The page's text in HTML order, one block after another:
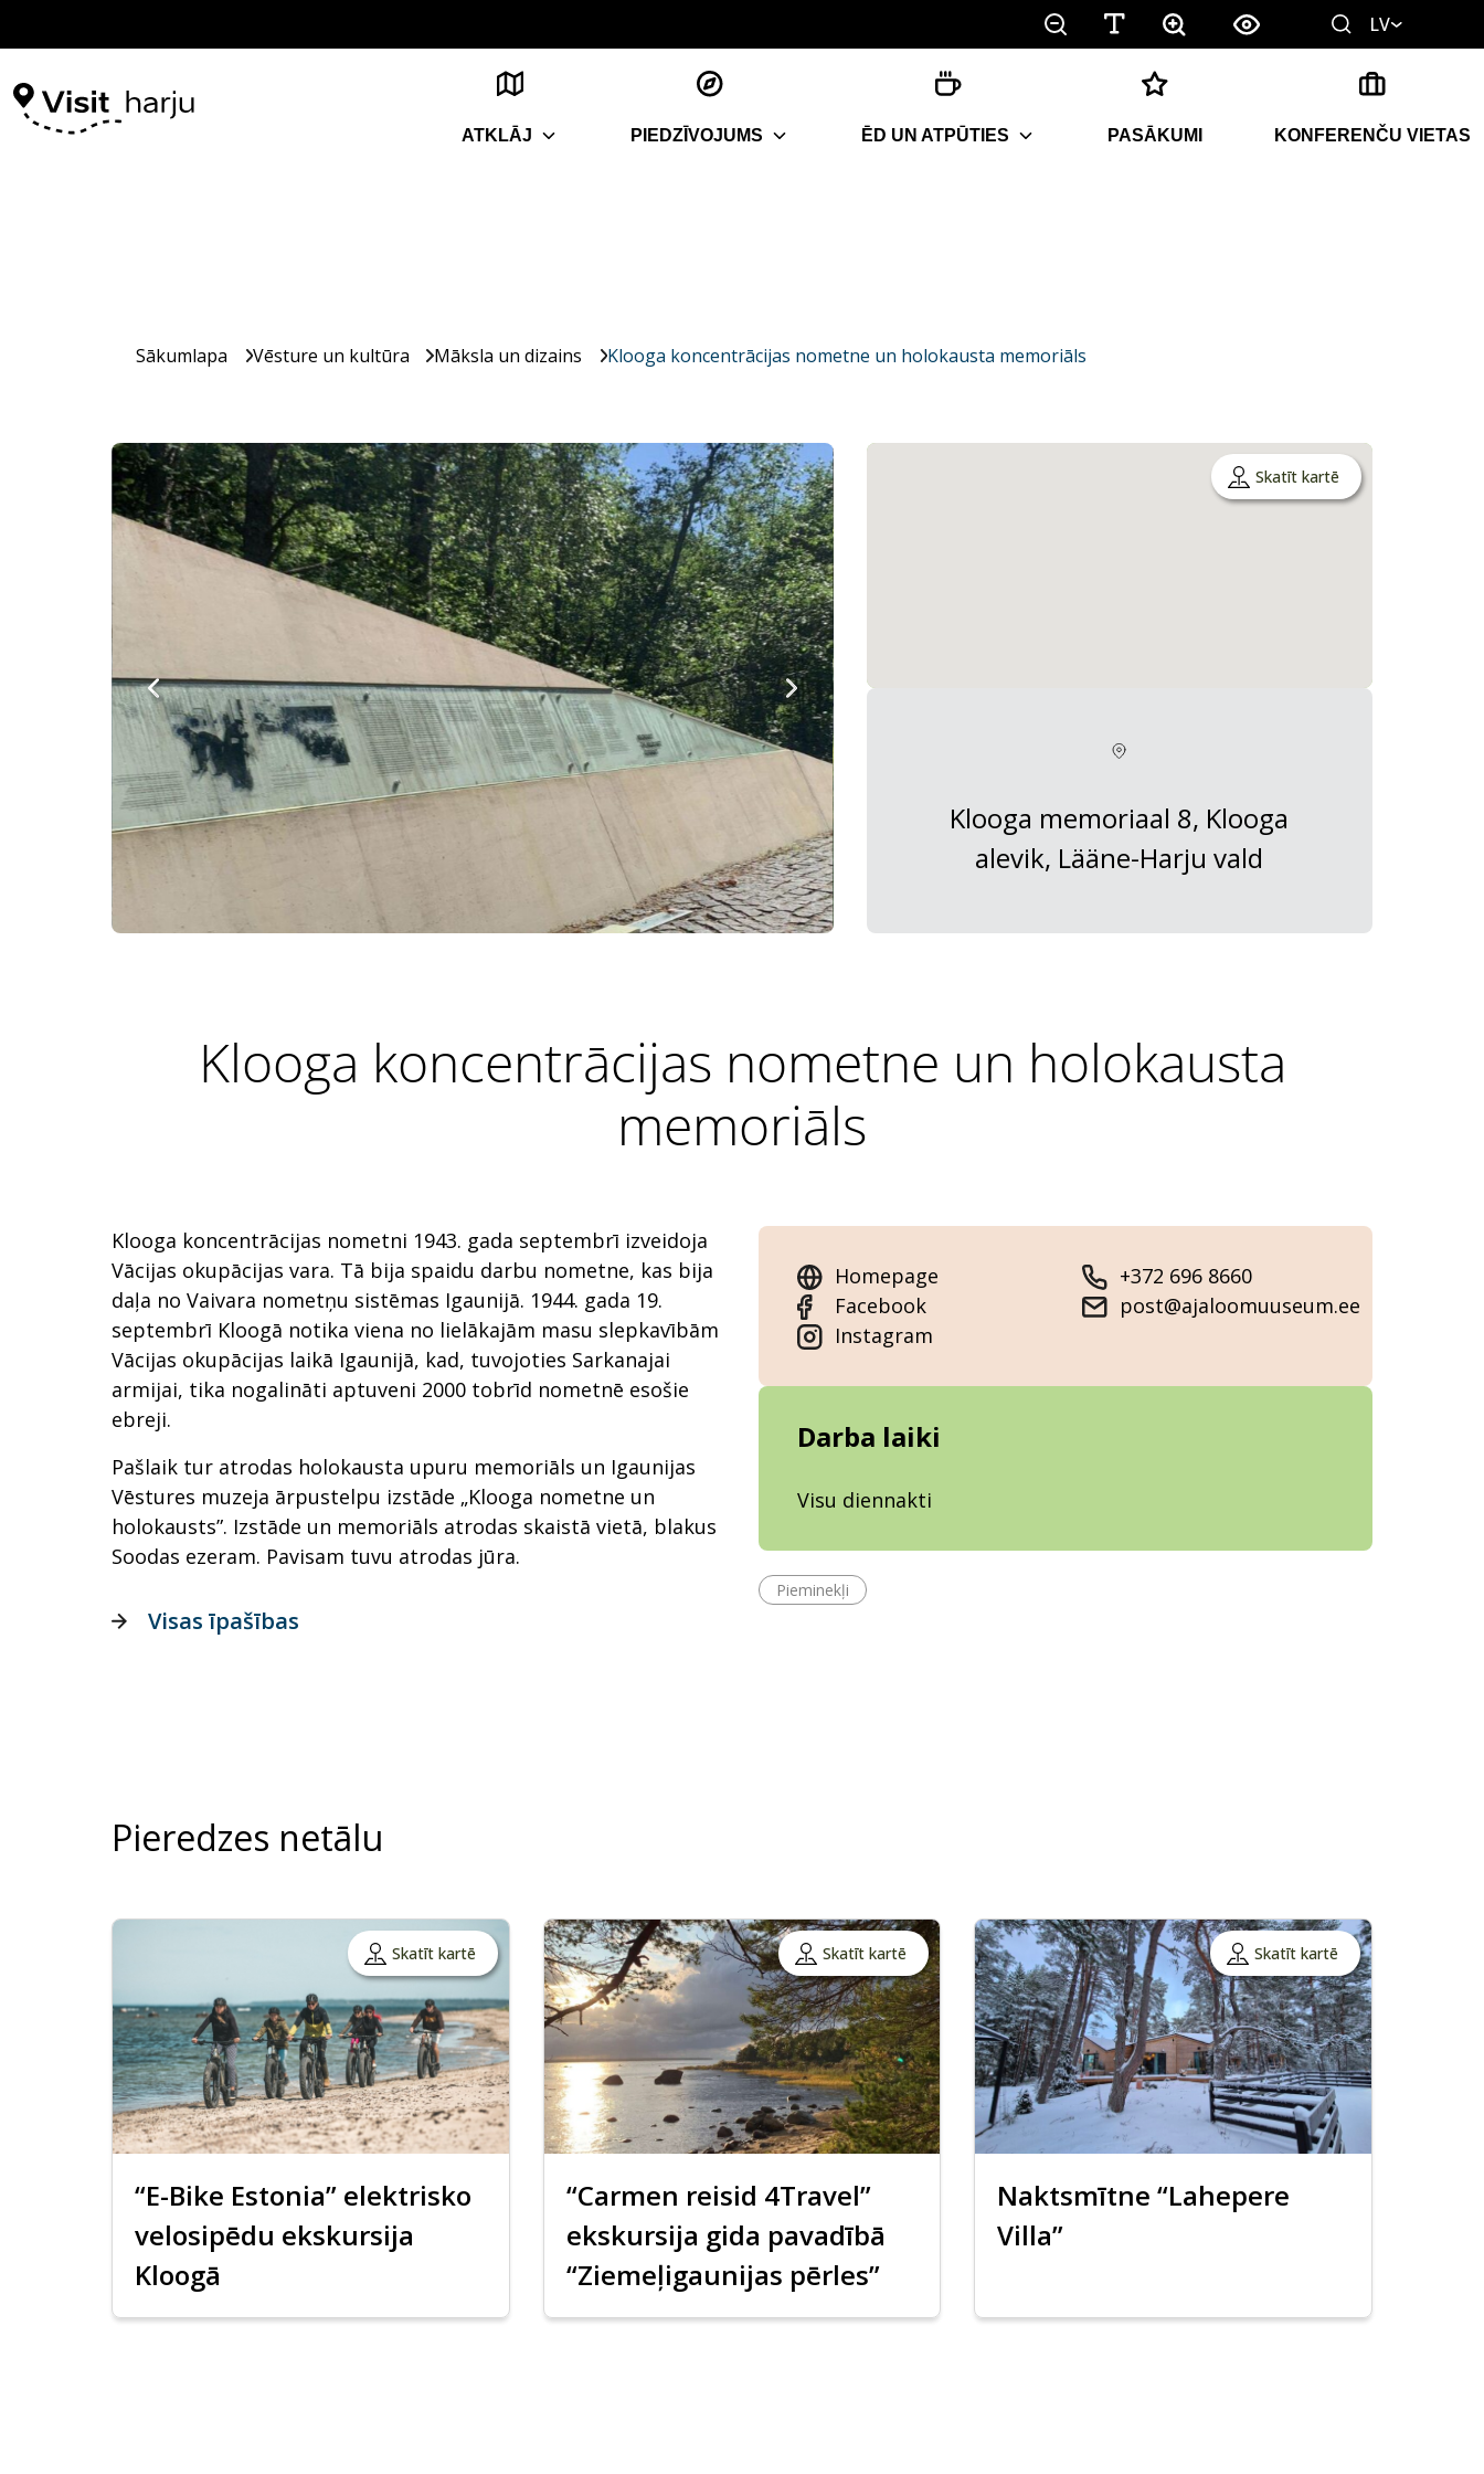
LV
ATKLĀJ PIEDZĪVOJUMS ĒD UN ATPŪTIES PASĀKUMI KONFERENČU VIETAS
Sākumlapa Vēsture un kultūra Māksla un dizains Klooga koncentrācijas nometne un holokausta memoriāls
Skatīt kartē
Klooga memoriaal 8, Klooga
alevik, Lääne-Harju vald
Klooga koncentrācijas nometne un holokausta
memoriāls
Klooga koncentrācijas nometni 1943. gada septembrī izveidoja
Vācijas okupācijas vara. Tā bija spaidu darbu nometne, kas bija
daļa no Vaivara nometņu sistēmas Igaunijā. 1944. gada 19.
septembrī Kloogā notika viena no lielākajām masu slepkavībām
Vācijas okupācijas laikā Igaunijā, kad, tuvojoties Sarkanajai
armijai, tika nogalināti aptuveni 2000 tobrīd nometnē esošie
ebreji.
Pašlaik tur atrodas holokausta upuru memoriāls un Igaunijas
Vēstures muzeja ārpustelpu izstāde „Klooga nometne un
holokausts”. Izstāde un memoriāls atrodas skaistā vietā, blakus
Soodas ezeram. Pavisam tuvu atrodas jūra.
Homepage
Facebook
Instagram
+372 696 8660
post@ajaloomuuseum.ee
Darba laiki
Visu diennakti
Pieminekļi
Visas īpašības
Pieredzes netālu
Skatīt kartē
“E-Bike Estonia” elektrisko
velosipēdu ekskursija
Kloogā
Skatīt kartē
“Carmen reisid 4Travel”
ekskursija gida pavadībā
“Ziemeļigaunijas pērles”
Skatīt kartē
Naktsmītne “Lahepere
Villa”